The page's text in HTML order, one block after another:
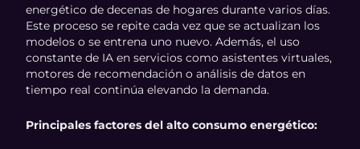
energético de decenas de hogares durante varios días.
Este proceso se repite cada vez que se actualizan los
modelos o se entrena uno nuevo. Además, el uso
constante de IA en servicios como asistentes virtuales,
motores de recomendación o análisis de datos en
tiempo real continúa elevando la demanda.
Principales factores del alto consumo energético: